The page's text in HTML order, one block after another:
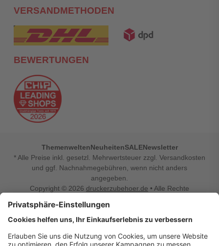
VERSANDMETHODEN
BEWERTUNGEN
ThemenweltenNeuheitenSALENewsletter
* Alle Preise inkl. gesetzl. Mehrwertsteuer zzgl. Versandkosten
und ggf. Nachnahmegebühren, wenn nicht anders
angegeben.
Copyright © 2026 druckerzubehoer.de • Alle Rechte
Vertrag widerrufen
Druckerzubehoer.de – preiswerte Qualität für Ihr Office
Sie sind auf der Suche nach dem passenden Druckerzubehör